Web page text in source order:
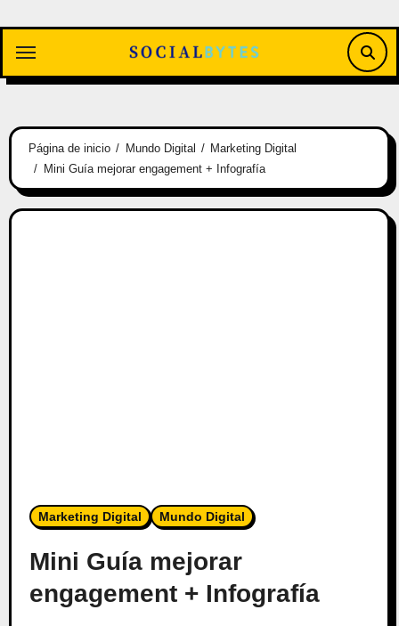
contenido
Página de inicio Mundo Digital
Marketing Digital
Mini Guía mejorar engagement + Infografía
Marketing Digital Mundo Digital
Mini Guía mejorar
engagement + Infografía